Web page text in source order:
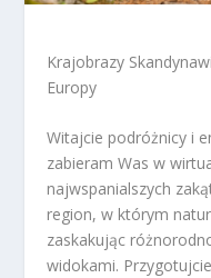
Krajobrazy
Europy
Witajcie podróżnicy i
zabieram Was w
najwspanialszych
region, w którym
zaskakując
widokami.